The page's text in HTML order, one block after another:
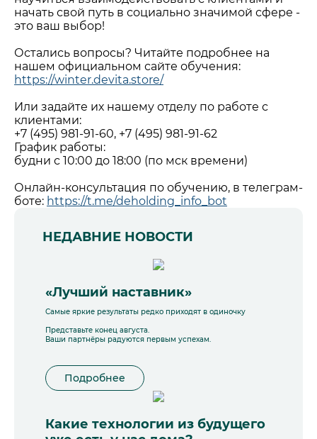
начать свой путь в социально значимой сфере -
это ваш выбор!
Остались вопросы? Читайте подробнее на
нашем официальном сайте обучения:
https://winter.devita.store/
Или задайте их нашему отделу по работе с
клиентами:
+7 (495) 981-91-60, +7 (495) 981-91-62
График работы:
будни с 10:00 до 18:00 (по мск времени)
Онлайн-консультация по обучению, в телеграм-
боте: https://t.me/deholding_info_bot
НЕДАВНИЕ НОВОСТИ
«Лучший наставник»
Самые яркие результаты редко приходят в одиночку
Представьте конец августа.
Ваши партнёры радуются первым успехам.
Подробнее
Какие технологии из будущего